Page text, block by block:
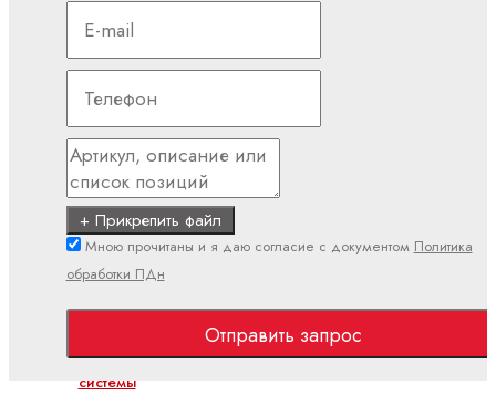
IOT
ctrlX
IPC
ctrlX
MOTION
ctrlX
PLC
все
Встроенные
системы
+ Прикрепить файл
Мною прочитаны и я даю согласие с документом Политика
обработки ПДн
Отправить запрос